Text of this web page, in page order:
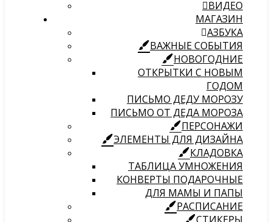
ВИДЕО
МАГАЗИН
АЗБУКА
ВАЖНЫЕ СОБЫТИЯ
НОВОГОДНИЕ
ОТКРЫТКИ С НОВЫМ
ГОДОМ
ПИСЬМО ДЕДУ МОРОЗУ
ПИСЬМО ОТ ДЕДА МОРОЗА
ПЕРСОНАЖИ
ЭЛЕМЕНТЫ ДЛЯ ДИЗАЙНА
КЛАДОВКА
ТАБЛИЦА УМНОЖЕНИЯ
КОНВЕРТЫ ПОДАРОЧНЫЕ
ДЛЯ МАМЫ И ПАПЫ
РАСПИСАНИЕ